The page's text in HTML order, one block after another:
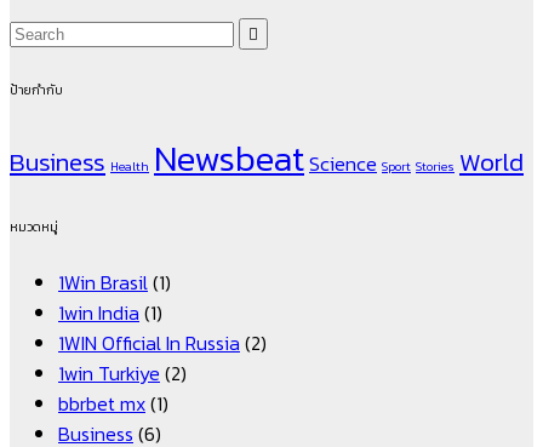
ป้ายกำกับ
Business Health NewsbeatScience Sport Stories World
หมวดหมู่
1Win Brasil(1)
1win India (1)
1WIN Official In Russia (2)
1win Turkiye (2)
bbrbet mx(1)
Business (6)